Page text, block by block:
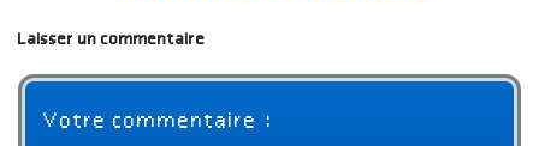
Laisser un commentaire